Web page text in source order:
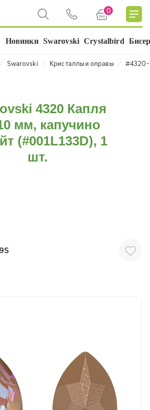
0
Новинки Swarovski Crystalbird
⁄ Swarovski ⁄ Кристаллы и оправы ⁄ #4320-
4320 Капля
мм, капучино
(#001L133D), 1
шт.